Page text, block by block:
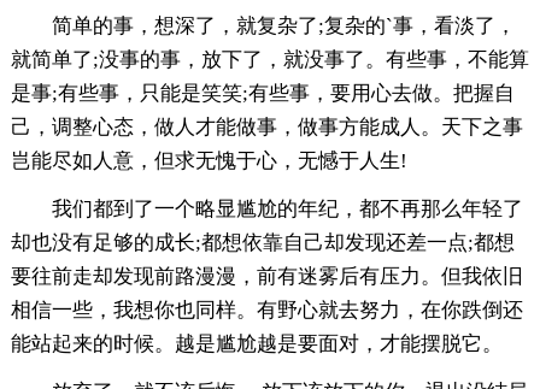
简单的事，想深了，就复杂了;复杂的`事，看淡了，
就简单了;没事的事，放下了，就没事了。有些事，不能算
是事;有些事，只能是笑笑;有些事，要用心去做。把握自
己，调整心态，做人才能做事，做事方能成人。天下之事
岂能尽如人意，但求无愧于心，无憾于人生!
我们都到了一个略显尴尬的年纪，都不再那么年轻了
却也没有足够的成长;都想依靠自己却发现还差一点;都想
要往前走却发现前路漫漫，前有迷雾后有压力。但我依旧
相信一些，我想你也同样。有野心就去努力，在你跌倒还
能站起来的时候。越是尴尬越是要面对，才能摆脱它。